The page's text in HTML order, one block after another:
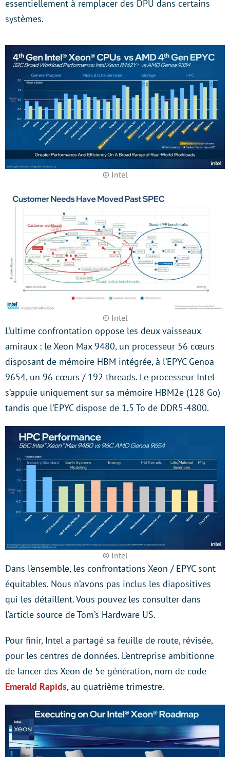
essentiellement à remplacer des DPU dans certains
systèmes.
© Intel
© Intel
L’ultime confrontation oppose les deux vaisseaux
amiraux : le Xeon Max 9480, un processeur 56 cœurs
disposant de mémoire HBM intégrée, à l’EPYC Genoa
9654, un 96 cœurs / 192 threads. Le processeur Intel
s’appuie uniquement sur sa mémoire HBM2e (128 Go)
tandis que l’EPYC dispose de 1,5 To de DDR5-4800.
© Intel
Dans l’ensemble, les confrontations Xeon / EPYC sont
équitables. Nous n’avons pas inclus les diapositives
qui les détaillent. Vous pouvez les consulter dans
l’article source de Tom’s Hardware US.
Pour finir, Intel a partagé sa feuille de route, révisée,
pour les centres de données. L’entreprise ambitionne
de lancer des Xeon de 5e génération, nom de code
Emerald Rapids, au quatrième trimestre.